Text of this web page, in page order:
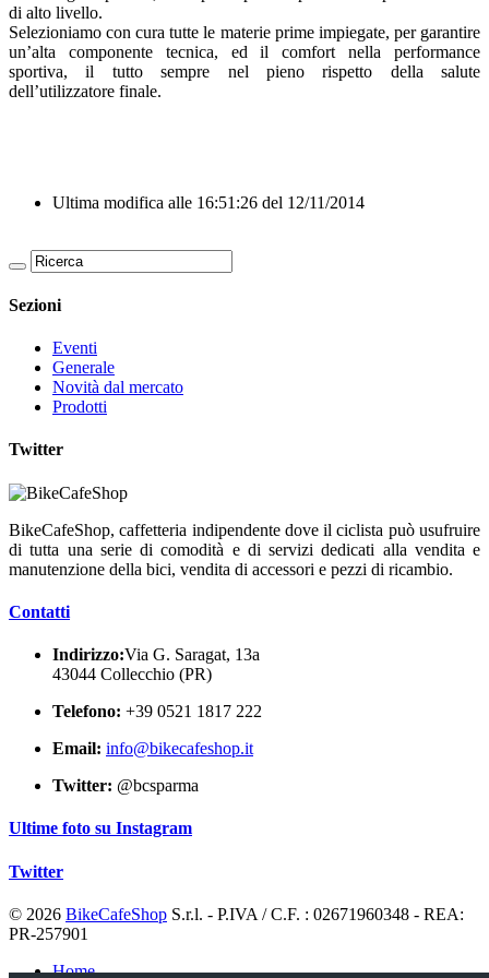
di alto livello.
Selezioniamo con cura tutte le materie prime impiegate, per garantire
un’alta componente tecnica, ed il comfort nella performance
sportiva, il tutto sempre nel pieno rispetto della salute
dell’utilizzatore finale.
Ultima modifica alle 16:51:26 del 12/11/2014
Sezioni
Eventi
Generale
Novità dal mercato
Prodotti
Twitter
BikeCafeShop, caffetteria indipendente dove il ciclista può usufruire
di tutta una serie di comodità e di servizi dedicati alla vendita e
manutenzione della bici, vendita di accessori e pezzi di ricambio.
Contatti
Indirizzo:Via G. Saragat, 13a
43044 Collecchio (PR)
Telefono: +39 0521 1817 222
Email: info@bikecafeshop.it
Twitter: @bcsparma
Ultime foto su Instagram
Twitter
© 2026 BikeCafeShop S.r.l. - P.IVA / C.F. : 02671960348 - REA:
PR-257901
Home